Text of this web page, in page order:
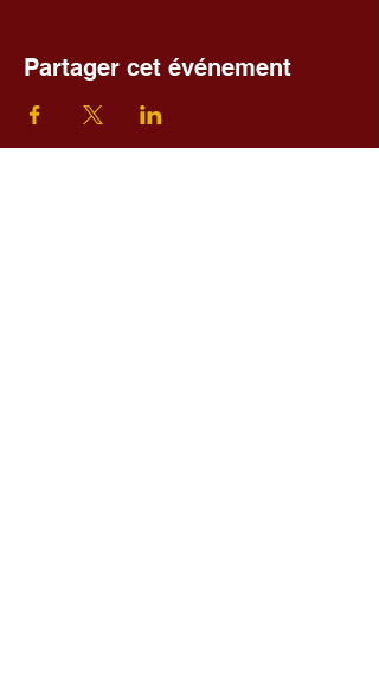
Partager cet événement